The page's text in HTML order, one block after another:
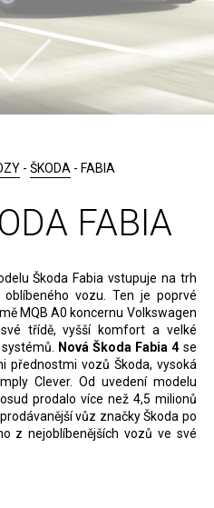
- ŠKODA - FABIA
FABIA
Škoda Fabia vstupuje na trh
vozu. Ten je poprvé
MQB A0 koncernu Volkswagen
třídě, vyšší komfort a velké
Nová Škoda Fabia 4se
přednostmi vozů Škoda, vysoká
Clever. Od uvedení modelu
prodalo více než 4,5 milionů
vůz značky Škoda po
z nejoblíbenějších vozů ve své